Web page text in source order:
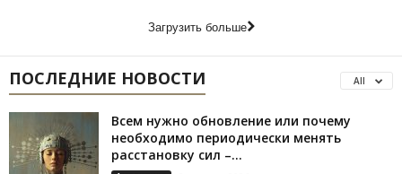
Загрузить больше
ПОСЛЕДНИЕ НОВОСТИ All
Всем нужно обновление или почему
необходимо периодически менять
расстановку сил –...